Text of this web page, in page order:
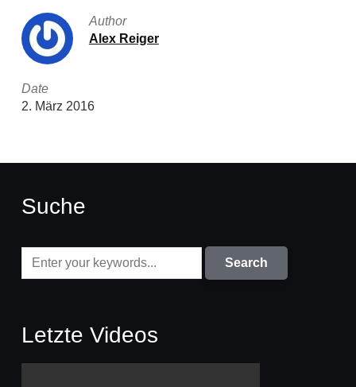
Author
Alex Reiger
Date
2. März 2016
Suche
Letzte Videos